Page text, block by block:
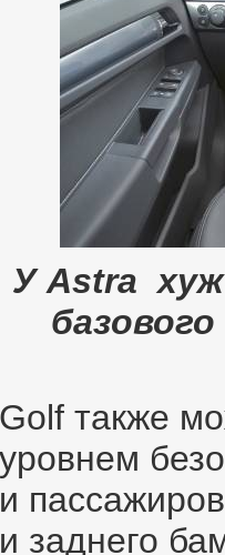
У Astra
Golf также
уровнем
и
и заднего